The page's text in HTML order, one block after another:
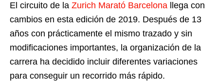
El circuito de la Zurich Marató Barcelona llega con
cambios en esta edición de 2019. Después de 13
años con prácticamente el mismo trazado y sin
modificaciones importantes, la organización de la
carrera ha decidido incluir diferentes variaciones
para conseguir un recorrido más rápido.